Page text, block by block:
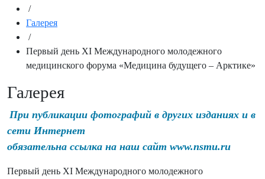
/
Галерея
/
Первый день XI Международного молодежного
медицинского форума «Медицина будущего – Арктике»
Галерея
При публикации фотографий в других изданиях и в
сети Интернет
обязательна ссылка на наш сайт www.nsmu.ru
Первый день XI Международного молодежного